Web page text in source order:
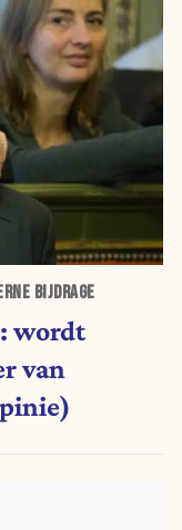
BIJDRAGE
wordt
van